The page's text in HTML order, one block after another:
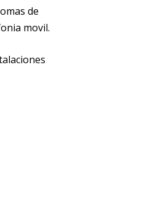
de
movil.